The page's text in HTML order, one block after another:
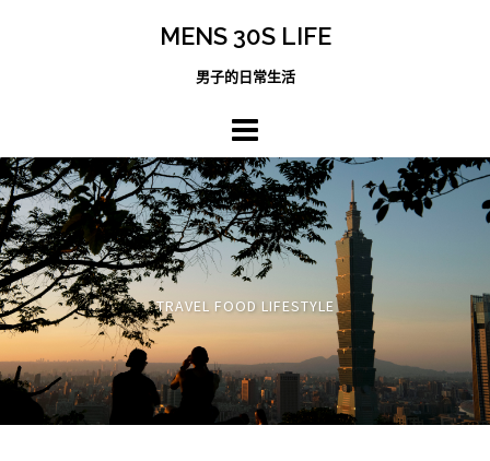
MENS 30S LIFE
男子的日常生活
TRAVEL FOOD LIFESTYLE